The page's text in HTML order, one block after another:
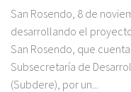
San Rosendo, 8 de
desarrollando el
San Rosendo, que
Subsecretaría de
(Subdere), por un...